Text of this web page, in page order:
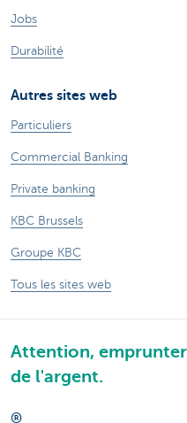
Jobs
Durabilité
Autres sites web
Particuliers
Commercial Banking
Private banking
KBC Brussels
Groupe KBC
Tous les sites web
Attention,
de l'argent.
®